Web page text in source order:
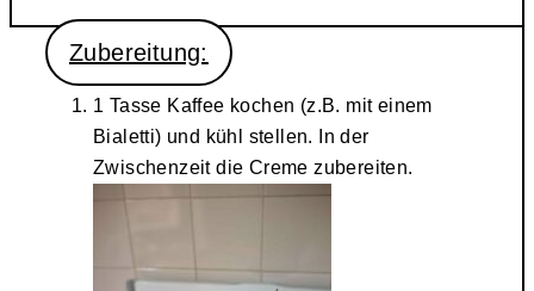
Zubereitung:
1 Tasse Kaffee kochen (z.B. mit einem
Bialetti) und kühl stellen. In der
Zwischenzeit die Creme zubereiten.